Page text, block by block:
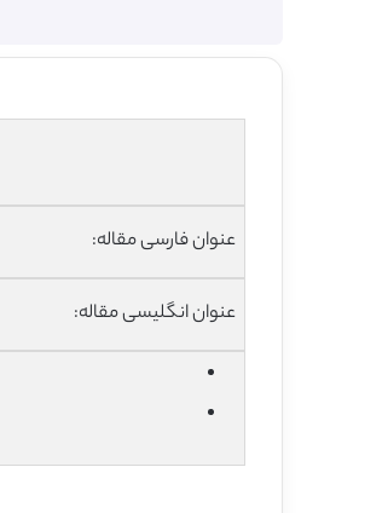
عنوان فارسی مقاله:
عنوان انگلیسی مقاله: